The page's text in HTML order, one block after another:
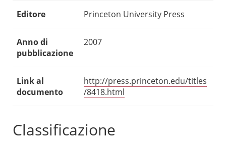
Editore Princeton University Press
Anno di
pubblicazione
2007
Link al
documento
http://press.princeton.edu/titles
/8418.html
Classificazione